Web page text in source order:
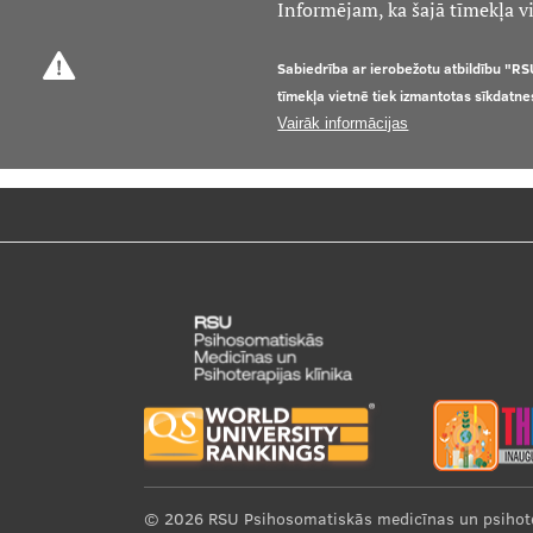
© 2026 RSU Psihosomatiskās medicīnas un
Informējam, ka šajā tīmekļa
Sabiedrība ar ierobežotu atbildību
tīmekļa vietnē tiek izmantotas
Vairāk informācijas